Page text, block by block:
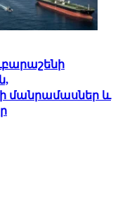
մանրամասներ և